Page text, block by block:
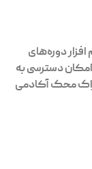
دوره‌های
دسترسی به
محک آکادمی